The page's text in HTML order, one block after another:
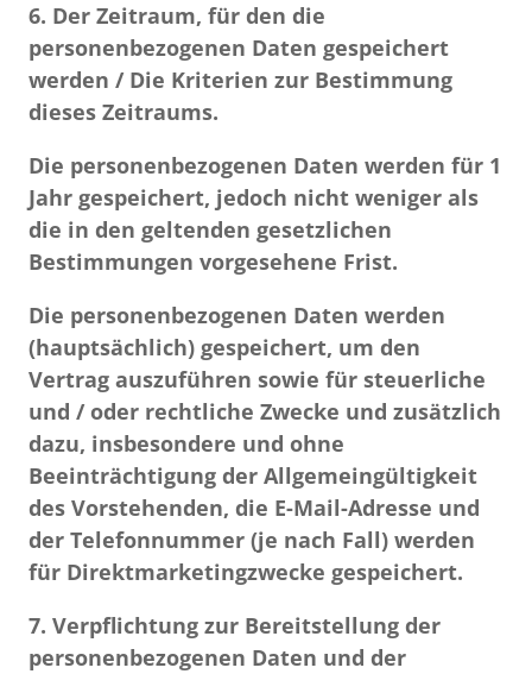
6. Der Zeitraum, für den die
personenbezogenen Daten gespeichert
werden / Die Kriterien zur Bestimmung
dieses Zeitraums.
Die personenbezogenen Daten werden für 1
Jahr gespeichert, jedoch nicht weniger als
die in den geltenden gesetzlichen
Bestimmungen vorgesehene Frist.
Die personenbezogenen Daten werden
(hauptsächlich) gespeichert, um den
Vertrag auszuführen sowie für steuerliche
und / oder rechtliche Zwecke und zusätzlich
dazu, insbesondere und ohne
Beeinträchtigung der Allgemeingültigkeit
des Vorstehenden, die E-Mail-Adresse und
der Telefonnummer (je nach Fall) werden
für Direktmarketingzwecke gespeichert.
7. Verpflichtung zur Bereitstellung der
personenbezogenen Daten und der